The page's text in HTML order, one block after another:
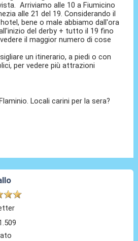
Arriviamo alle 10 a Fiumicino
alle 21 del 19. Considerando il
bene o male abbiamo dall'ora
del derby + tutto il 19 fino
il maggior numero di cose
un itinerario, a piedi o con
per vedere più attrazioni
Locali carini per la sera?